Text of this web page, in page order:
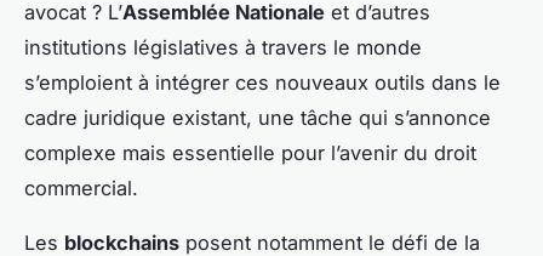
avocat ? L’Assemblée Nationale et d’autres
institutions législatives à travers le monde
s’emploient à intégrer ces nouveaux outils dans le
cadre juridique existant, une tâche qui s’annonce
complexe mais essentielle pour l’avenir du droit
commercial.
Les blockchains posent notamment le défi de la